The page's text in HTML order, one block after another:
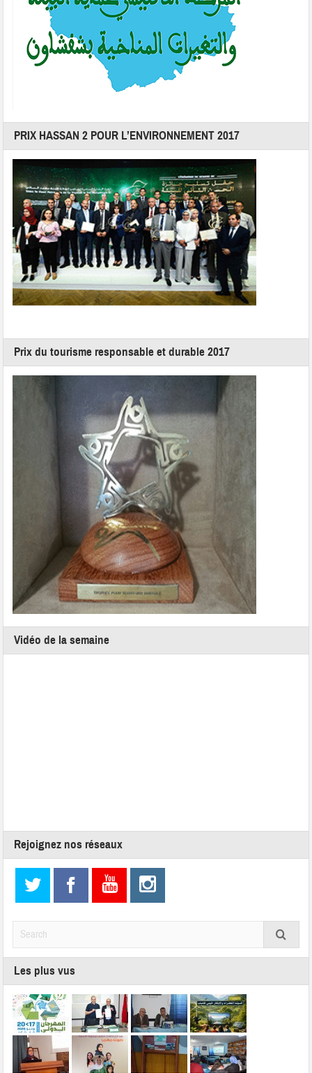
PRIX HASSAN 2 POUR L’ENVIRONNEMENT 2017
Prix du tourisme responsable et durable 2017
Vidéo de la semaine
Rejoignez nos réseaux
Les plus vus